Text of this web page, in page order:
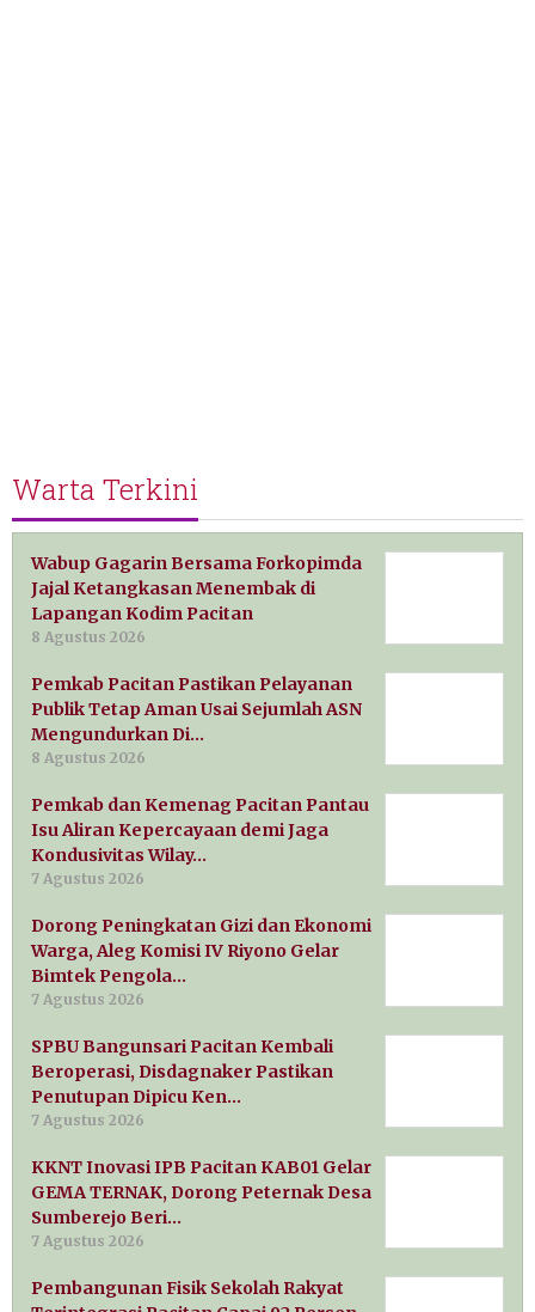
Warta Terkini
Wabup Gagarin Bersama Forkopimda
Jajal Ketangkasan Menembak di
Lapangan Kodim Pacitan
8 Agustus 2026
Pemkab Pacitan Pastikan Pelayanan
Publik Tetap Aman Usai Sejumlah ASN
Mengundurkan Di…
8 Agustus 2026
Pemkab dan Kemenag Pacitan Pantau
Isu Aliran Kepercayaan demi Jaga
Kondusivitas Wilay…
7 Agustus 2026
Dorong Peningkatan Gizi dan Ekonomi
Warga, Aleg Komisi IV Riyono Gelar
Bimtek Pengola…
7 Agustus 2026
SPBU Bangunsari Pacitan Kembali
Beroperasi, Disdagnaker Pastikan
Penutupan Dipicu Ken…
7 Agustus 2026
KKNT Inovasi IPB Pacitan KAB01 Gelar
GEMA TERNAK, Dorong Peternak Desa
Sumberejo Beri…
7 Agustus 2026
Pembangunan Fisik Sekolah Rakyat